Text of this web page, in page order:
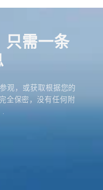
只需一条
观，或获取根据您的
全保密，没有任何附